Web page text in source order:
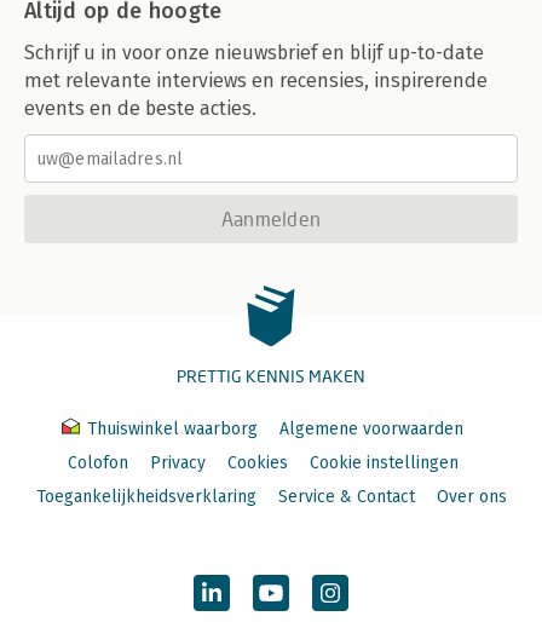
Altijd op de hoogte
Schrijf u in voor onze nieuwsbrief en blijf up-to-date
met relevante interviews en recensies, inspirerende
events en de beste acties.
Aanmelden
PRETTIG KENNIS MAKEN
Thuiswinkel waarborg
Algemene voorwaarden
Colofon
Privacy Cookies
Cookie instellingen
Toegankelijkheidsverklaring
Service & Contact Over ons